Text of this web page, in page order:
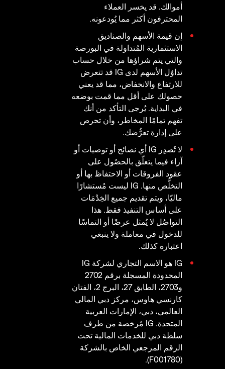
أموالك. قد يخسر العملاء
المحترفون أكثر مما يُودعونه.
إن قيمة الأسهم والصناديق
الاستثمارية المُتداولة في البورصة
والتي يتم شراؤها من خلال حساب
تداوُل الأسهم لدى IG قد تتعرض
للارتفاع والانخفاض، مما قد يعني
حصولك على أقل مما قمت بوضعه
في البداية. يُرجى التأكد من أنك
تفهم تمامًا المخاطر، وأن تحرص
على إدارة تعرُّضك.
لا تُصدِر IG أي نصائح أو توصيات أو
آراء فيما يتعلّق بالحصُول على
عقود الفروقات أو الاحتفاظ بها أو
التخلُّص منها. IG ليست مُستشارًا
ماليّا، ويتم تقديم جميع الخِدْمَات
على أساس التنفيذ فقط. هذا
التواصُل لا يُمثل عرضًا أو التماسًا
للدخول في معاملة ولا ينبغي
اعتباره كذلك.
IG هو الاسم التجاري لشركة IG
المحدودة المسجلة برقم 2702
و2703، الطابق 27، البرج 2، الفتان
كارنسي هاوس، مركز دبي المالي
العالمي، دبي، الإمارات العربية
المتحدة. IG مُرخصة من طرف
سلطة دبي للخدمات المالية تحت
الرقم المرجعي الخاص بالشركة
(F001780).